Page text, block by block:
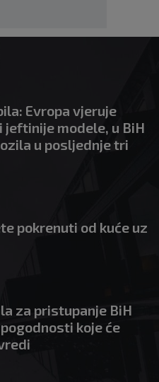
Evropa vjeruje
modele, u BiH
u posljednje tri
pokrenuti od kuće uz
za pristupanje BiH
koje će